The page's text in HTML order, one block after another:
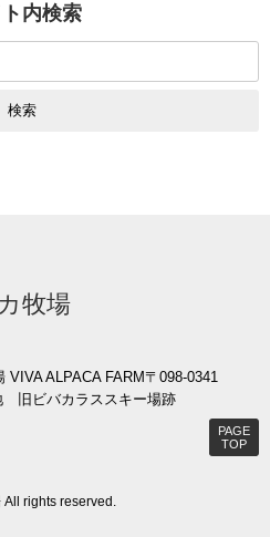
内検索
牧場
VIVA ALPACA FARM〒098-0341
旧ビバカラススキー場跡
rights reserved.
PAGE
TOP